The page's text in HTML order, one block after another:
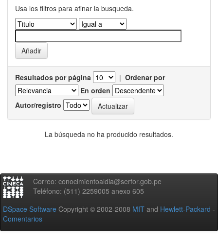
Usa los filtros para afinar la busqueda.
Resultados por página | Ordenar por
En orden
Autor/registro
La búsqueda no ha producido resultados.
Correo: conocimientoaldia@serfor.gob.pe
Teléfono: (511) 2259005 anexo 605
DSpace Software Copyright © 2002-2008 MIT and Hewlett-Packard -
Comentarios